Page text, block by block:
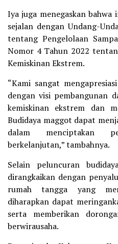
Iya juga menegaskan
sejalan dengan Undang-
tentang Pengelolaan
Nomor 4 Tahun 2022
Kemiskinan Ekstrem.
“Kami sangat
dengan visi pembangunan
kemiskinan ekstrem dan
Budidaya maggot dapat
dalam menciptakan
berkelanjutan,” tambahnya.
Selain peluncuran
dirangkaikan dengan
rumah tangga yang
diharapkan dapat
serta memberikan
berwirausaha.